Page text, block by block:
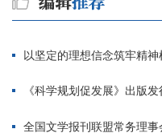
以坚定的理想信念筑牢精神
《科学规划促发展》出版发
全国文学报刊联盟常务理